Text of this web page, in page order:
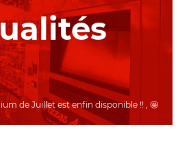
de Juillet est enfin disponible !! , 🤩